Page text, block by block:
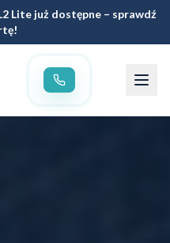
Lite już dostępne – sprawdź